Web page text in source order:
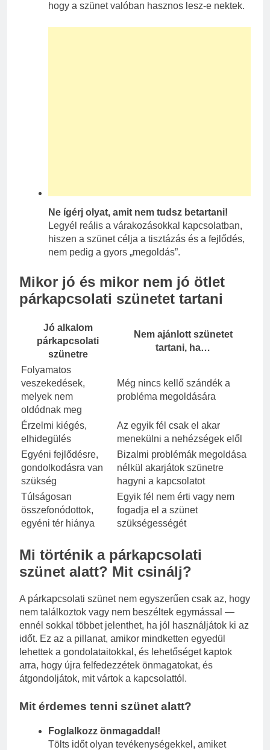
hogy a szünet valóban hasznos lesz-e nektek.
Ne ígérj olyat, amit nem tudsz betartani!
Legyél reális a várakozásokkal kapcsolatban,
hiszen a szünet célja a tisztázás és a fejlődés,
nem pedig a gyors „megoldás”.
Mikor jó és mikor nem jó ötlet
párkapcsolati szünetet tartani
Jó alkalom
párkapcsolati
szünetre
Nem ajánlott szünetet
tartani, ha…
Folyamatos
veszekedések,
melyek nem
oldódnak meg
Még nincs kellő szándék a
probléma megoldására
Érzelmi kiégés,
elhidegülés
Az egyik fél csak el akar
menekülni a nehézségek elől
Egyéni fejlődésre,
gondolkodásra van
szükség
Bizalmi problémák megoldása
nélkül akarjátok szünetre
hagyni a kapcsolatot
Túlságosan
összefonódottok,
egyéni tér hiánya
Egyik fél nem érti vagy nem
fogadja el a szünet
szükségességét
Mi történik a párkapcsolati
szünet alatt? Mit csinálj?
A párkapcsolati szünet nem egyszerűen csak az, hogy
nem találkoztok vagy nem beszéltek egymással —
ennél sokkal többet jelenthet, ha jól használjátok ki az
időt. Ez az a pillanat, amikor mindketten egyedül
lehettek a gondolataitokkal, és lehetőséget kaptok
arra, hogy újra felfedezzétek önmagatokat, és
átgondoljátok, mit vártok a kapcsolattól.
Mit érdemes tenni szünet alatt?
Foglalkozz önmagaddal!
Tölts időt olyan tevékenységekkel, amiket